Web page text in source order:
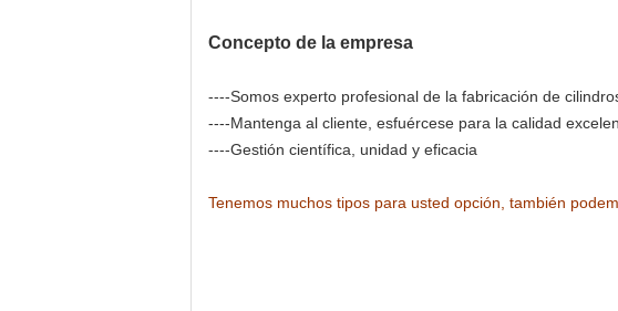
Concepto de la empresa
----Somos experto profesional de la fabricación de
----Mantenga al cliente, esfuércese para la calidad
----Gestión científica, unidad y eficacia
Tenemos muchos tipos para usted opción, también